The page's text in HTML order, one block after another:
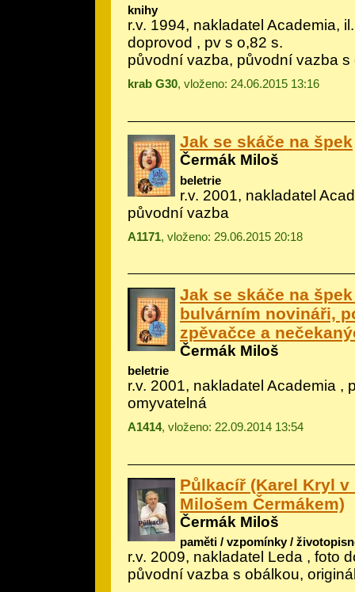
knihy
r.v. 1994, nakladatel Academia,
doprovod , pv s o,82 s.
původní vazba, původní vazba s
krab G30, vloženo: 24.06.2015 13:16
Jak se skáče na špek
Čermák Miloš
beletrie
r.v. 2001, nakladatel
původní vazba
A1171, vloženo: 29.06.2015 20:18
Jak se skáče na
bulvárním novináři,
zpěvačce a
Čermák Miloš
beletrie
r.v. 2001, nakladatel Academia ,
omyvatelná
A1414, vloženo: 22.09.2014 13:54
Půlkacíř (Karel Kryl
Milošem Čermákem)
Čermák Miloš
paměti / vzpomínky /
r.v. 2009, nakladatel Leda , foto
původní vazba s obálkou,